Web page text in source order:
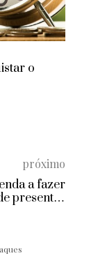
o
próximo
a fazer
presentes